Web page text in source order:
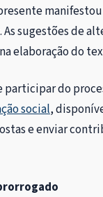
sugestões de
elaboração do
participar do
social,
e enviar